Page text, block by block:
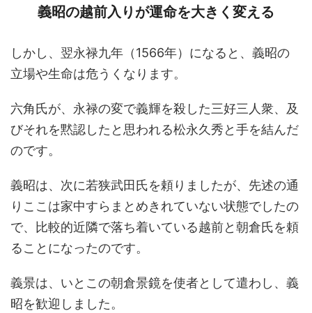
義昭の越前入りが運命を大きく変える
しかし、翌永禄九年（1566年）になると、義昭の
立場や生命は危うくなります。
六角氏が、永禄の変で義輝を殺した三好三人衆、及
びそれを黙認したと思われる松永久秀と手を結んだ
のです。
義昭は、次に若狭武田氏を頼りましたが、先述の通
りここは家中すらまとめきれていない状態でしたの
で、比較的近隣で落ち着いている越前と朝倉氏を頼
ることになったのです。
義景は、いとこの朝倉景鏡を使者として遣わし、義
昭を歓迎しました。